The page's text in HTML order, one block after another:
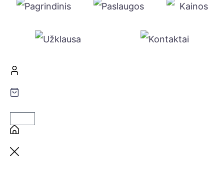
Pagrindinis Paslaugos Kainos
Užklausa Kontaktai